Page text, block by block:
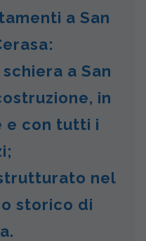
a San
a San
in
e con tutti i
nel
storico di